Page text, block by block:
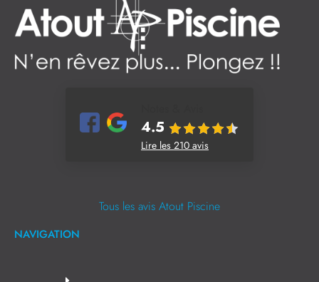
4.5
Lire les 210 avis
Tous les avis Atout Piscine
NAVIGATION